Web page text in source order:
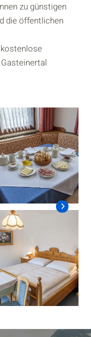
zu günstigen
die öffentlichen